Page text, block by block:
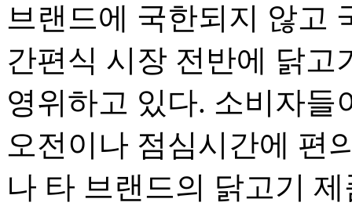
브랜드에 국한되지 않고
간편식 시장 전반에 닭고
영위하고 있다. 소비자들
오전이나 점심시간에 편
나 타 브랜드의 닭고기